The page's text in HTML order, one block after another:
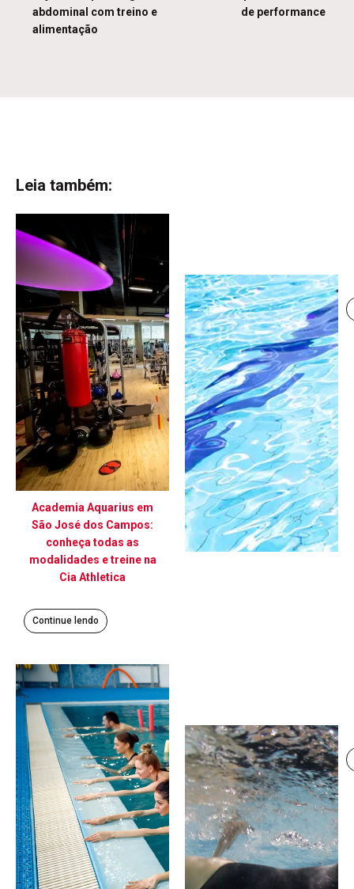
abdominal com treino e
alimentação
de performance
Leia também:
Academia Aquarius em
São José dos Campos:
conheça todas as
modalidades e treine na
Cia Athletica
Continue lendo